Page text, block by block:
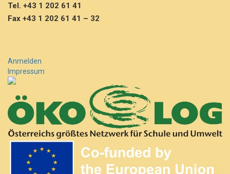
Tel. +43 1 202 61 41
Fax +43 1 202 61 41 – 32
Anmelden
Impressum